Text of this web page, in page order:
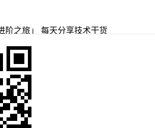
阶之旅」 每天分享技术干货